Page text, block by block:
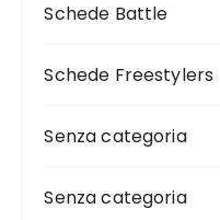
Schede Battle
Schede Freestylers
Senza categoria
Senza categoria